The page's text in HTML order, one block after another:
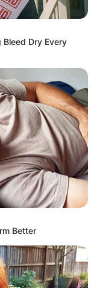
Fortune To Look
Has Not Lost
Dry Every
Better